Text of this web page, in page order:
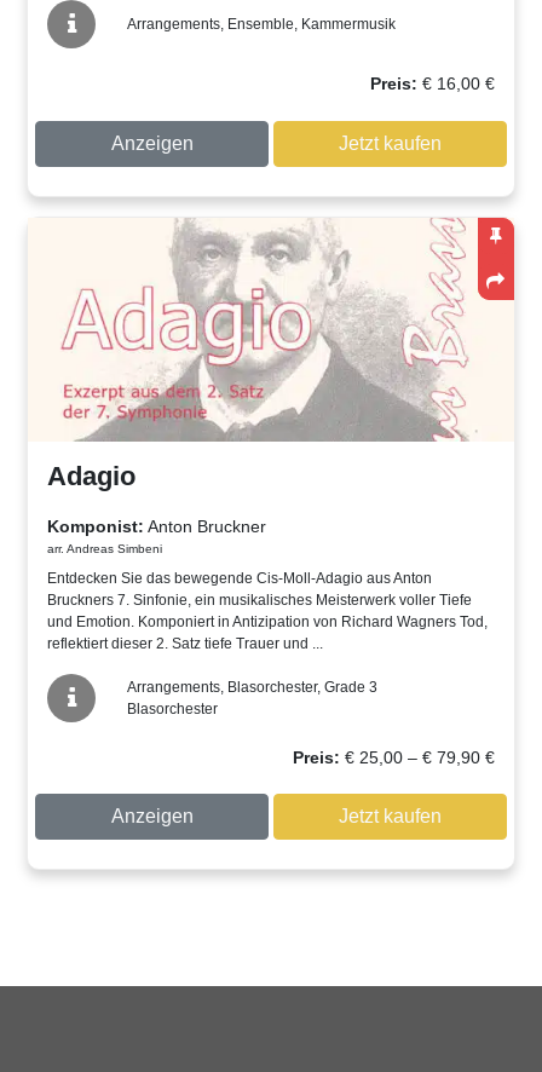
Arrangements, Ensemble, Kammermusik
Preis: €16,00€
Anzeigen Jetzt kaufen
Adagio
Komponist: Anton Bruckner
arr. Andreas Simbeni
Entdecken Sie das bewegende Cis-Moll-Adagio aus Anton
Bruckners 7. Sinfonie, ein musikalisches Meisterwerk voller Tiefe
und Emotion. Komponiert in Antizipation von Richard Wagners Tod,
reflektiert dieser 2. Satz tiefe Trauer und ...
Arrangements, Blasorchester, Grade 3
Blasorchester
Preis: €25,00 – €79,90
€ 79,90
€
Anzeigen Jetzt kaufen